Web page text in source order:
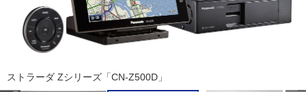
ストラーダ Zシリーズ「CN-Z500D」